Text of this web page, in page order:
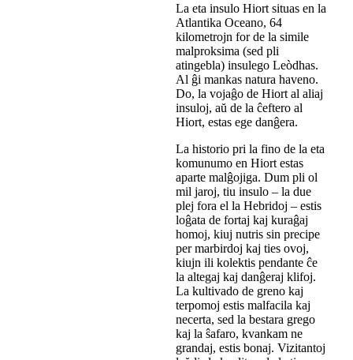
La eta insulo Hiort situas en la
Atlantika Oceano, 64
kilometrojn for de la simile
malproksima (sed pli
atingebla) insulego Leòdhas.
Al ĝi mankas natura haveno.
Do, la vojaĝo de Hiort al aliaj
insuloj, aŭ de la ĉeftero al
Hiort, estas ege danĝera.
La historio pri la fino de la eta
komunumo en Hiort estas
aparte malĝojiga. Dum pli ol
mil jaroj, tiu insulo – la due
plej fora el la Hebridoj – estis
loĝata de fortaj kaj kuraĝaj
homoj, kiuj nutris sin precipe
per marbirdoj kaj ties ovoj,
kiujn ili kolektis pendante ĉe
la altegaj kaj danĝeraj klifoj.
La kultivado de greno kaj
terpomoj estis malfacila kaj
necerta, sed la bestara grego
kaj la ŝafaro, kvankam ne
grandaj, estis bonaj. Vizitantoj